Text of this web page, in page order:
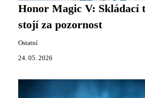
Honor Magic V: Skládací
stojí za pozornost
Ostatní
24. 05. 2026